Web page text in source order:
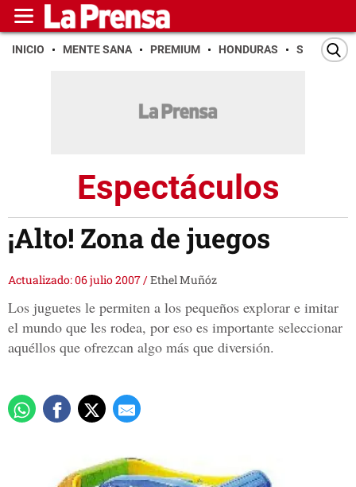
INICIO MENTE SANA PREMIUM HONDURAS SAN PEDRO
Espectáculos
¡Alto! Zona de juegos
Actualizado: 06 julio 2007/Ethel Muñóz
Los juguetes le permiten a los pequeños explorar e imitar
el mundo que les rodea, por eso es importante seleccionar
aquéllos que ofrezcan algo más que diversión.